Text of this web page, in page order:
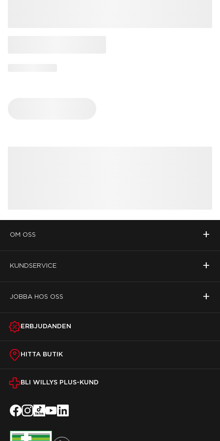
OM OSS +
KUNDSERVICE +
JOBBA HOS OSS +
ERBJUDANDEN
HITTA BUTIK
BLI WILLYS PLUS-KUND